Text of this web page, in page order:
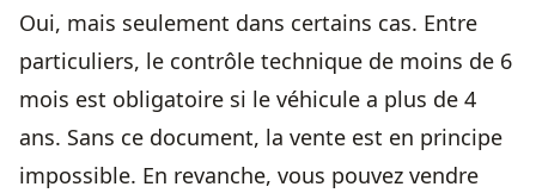
Oui, mais seulement dans certains cas. Entre
particuliers, le contrôle technique de moins de 6
mois est obligatoire si le véhicule a plus de 4
ans. Sans ce document, la vente est en principe
impossible. En revanche, vous pouvez vendre